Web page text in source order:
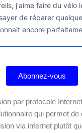
j'aime faire du vélo
de réparer
encore
Abonnez-vous
par protocole
qui permet de
via internet plutôt